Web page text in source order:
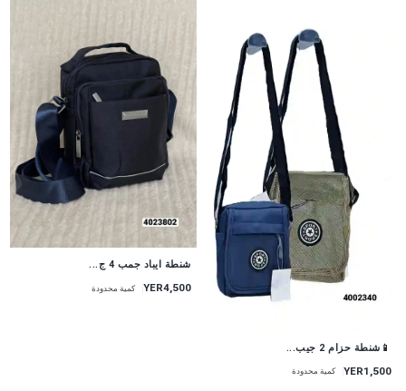
📱شنطة حزام 2 جيب...
YER1,500 كمية محدودة
شنطة ايباد جمب 4 ج...
YER4,500 كمية محدودة